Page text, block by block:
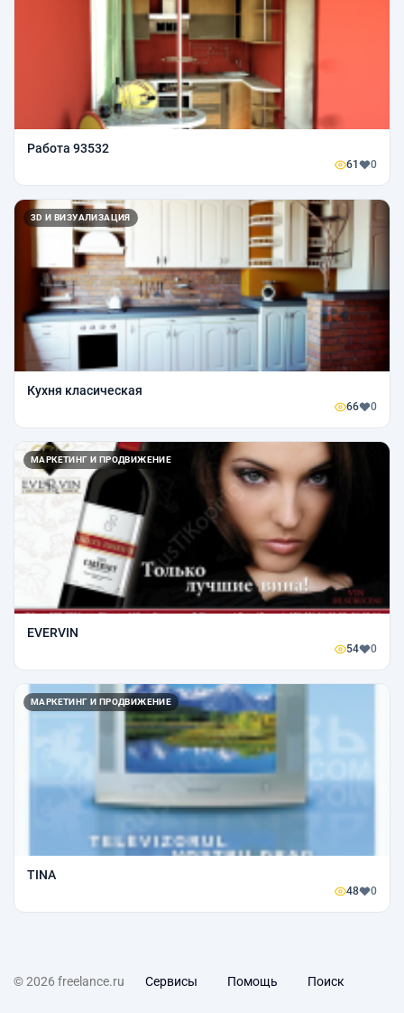
Работа 93532
61 0
3D И ВИЗУАЛИЗАЦИЯ
Кухня класическая
66 0
МАРКЕТИНГ И ПРОДВИЖЕНИЕ
EVERVIN
54 0
МАРКЕТИНГ И ПРОДВИЖЕНИЕ
TINA
48 0
© 2026 freelance.ru Сервисы Помощь Поиск